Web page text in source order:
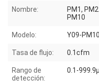
Nombre:
PM1,
PM10
Modelo: Y09-PM10
Tasa de flujo: 0.1cfm
Rango de
detección:
0.1-